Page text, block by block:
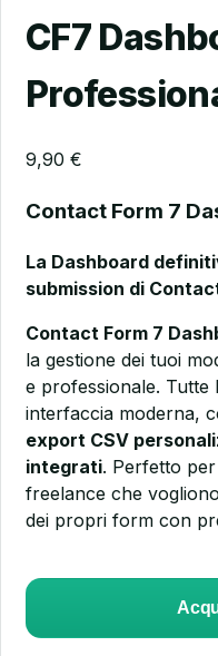
CF7
9,90 €
Contact Form 7
La Dashboard
submission di
Contact Form 7
la gestione dei tuoi
e professionale. Tutte
interfaccia moderna,
export CSV
integrati. Perfetto
freelance che
dei propri form con